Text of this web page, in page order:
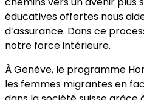
éducatives offertes nous
d’assurance. Dans ce
notre force intérieure.
À Genève, le programme
les femmes migrantes en